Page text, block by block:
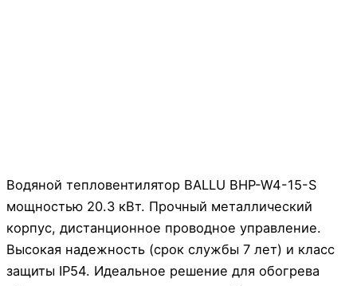
Водяной тепловентилятор BALLU BHP-W4-15-S
мощностью 20.3 кВт. Прочный металлический
корпус, дистанционное проводное управление.
Высокая надежность (срок службы 7 лет) и класс
защиты IP54. Идеальное решение для обогрева